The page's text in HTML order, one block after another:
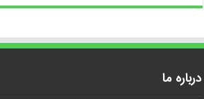
درباره ما